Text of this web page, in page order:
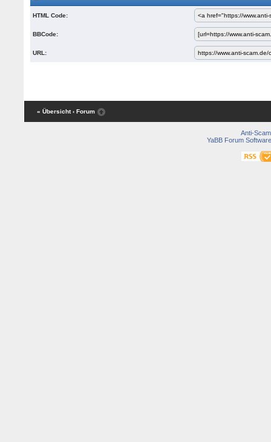
HTML Code:
BBCode:
URL:
« Übersicht ‹ Forum
Anti-Scam
YaBB Forum Software